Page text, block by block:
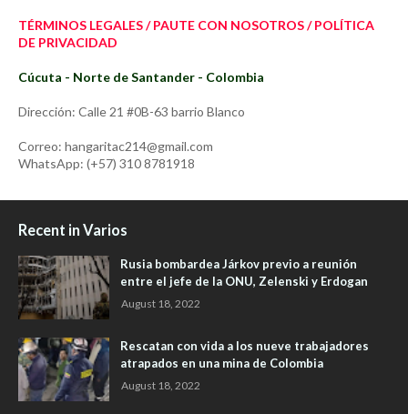
TÉRMINOS LEGALES / PAUTE CON NOSOTROS / POLÍTICA
DE PRIVACIDAD
Cúcuta - Norte de Santander - Colombia
Dirección: Calle 21 #0B-63 barrio Blanco
Correo: hangaritac214@gmail.com
WhatsApp: (+57) 310 8781918
Recent in Varios
Rusia bombardea Járkov previo a reunión
entre el jefe de la ONU, Zelenski y Erdogan
August 18, 2022
Rescatan con vida a los nueve trabajadores
atrapados en una mina de Colombia
August 18, 2022